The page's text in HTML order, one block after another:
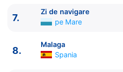
Zi de navigare pe Mare
3.
Amsterdam Olanda
5.
Cherbourg, Normandia
Zi de navigare
7.
Zi de navigare
pe Mare
8.
Malaga
Spania